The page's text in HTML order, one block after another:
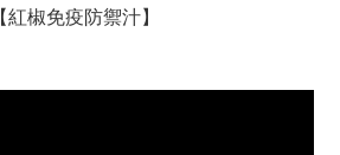
【紅椒免疫防禦汁】